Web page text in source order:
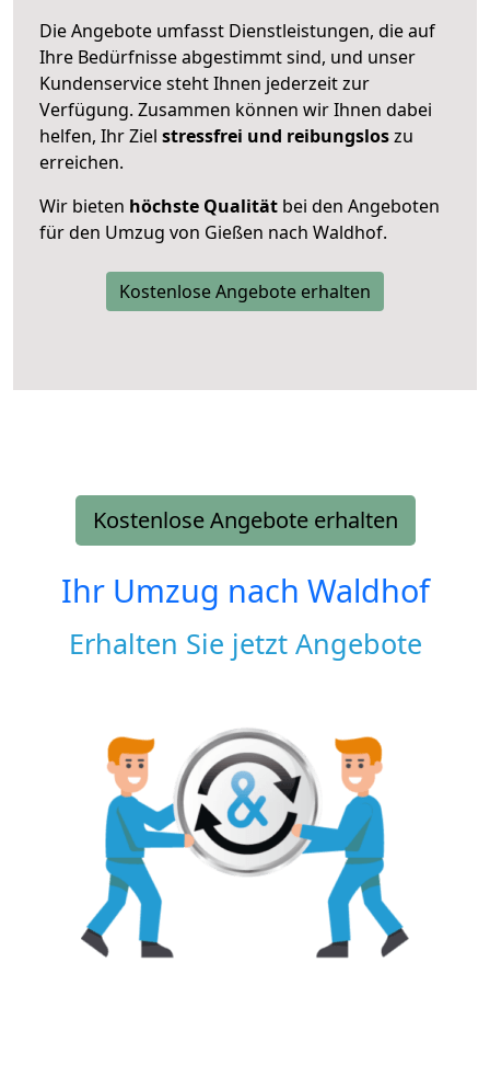
Die Angebote umfasst Dienstleistungen, die auf
Ihre Bedürfnisse abgestimmt sind, und unser
Kundenservice steht Ihnen jederzeit zur
Verfügung. Zusammen können wir Ihnen dabei
helfen, Ihr Ziel stressfrei und reibungsloszu
erreichen.
Wir bieten höchste Qualität bei den Angeboten
für den Umzug von Gießen nach Waldhof.
Kostenlose Angebote erhalten
Kostenlose Angebote erhalten
Ihr Umzug nach Waldhof
Erhalten Sie jetzt Angebote